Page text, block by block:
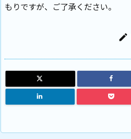
もりですが、ご了承ください。
